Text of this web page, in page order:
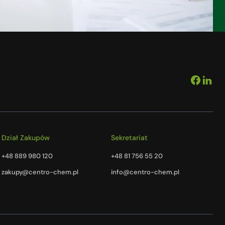
Dział Zakupów
+48 889 980 120
zakupy@centro-chem.pl
Sekretariat
+48 81 756 55 20
info@centro-chem.pl